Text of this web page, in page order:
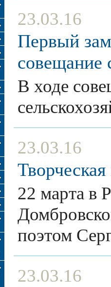
23.03.16
Первый
совещание
В ходе
23.03.16
22 марта в
поэтом
23.03.16